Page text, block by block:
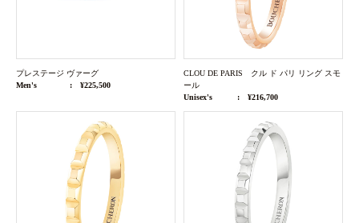
プレステージ ヴァーグ
Men's
¥225,500
CLOU DE PARIS クル ド パリ リング スモ
ール
Unisex's
¥216,700